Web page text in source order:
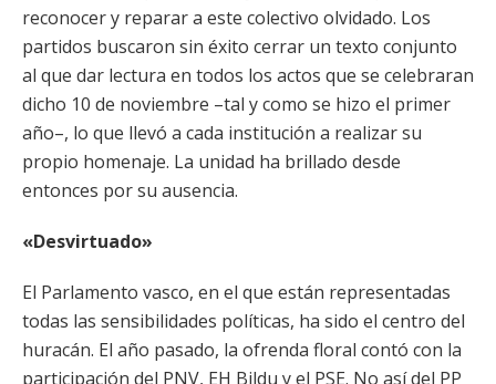
reconocer y reparar a este colectivo olvidado. Los
partidos buscaron sin éxito cerrar un texto conjunto
al que dar lectura en todos los actos que se celebraran
dicho 10 de noviembre –tal y como se hizo el primer
año–, lo que llevó a cada institución a realizar su
propio homenaje. La unidad ha brillado desde
entonces por su ausencia.
«Desvirtuado»
El Parlamento vasco, en el que están representadas
todas las sensibilidades políticas, ha sido el centro del
huracán. El año pasado, la ofrenda floral contó con la
participación del PNV, EH Bildu y el PSE. No así del PP